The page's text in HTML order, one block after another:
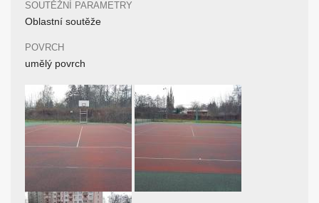
SOUTĚŽNÍ PARAMETRY
Oblastní soutěže
POVRCH
umělý povrch